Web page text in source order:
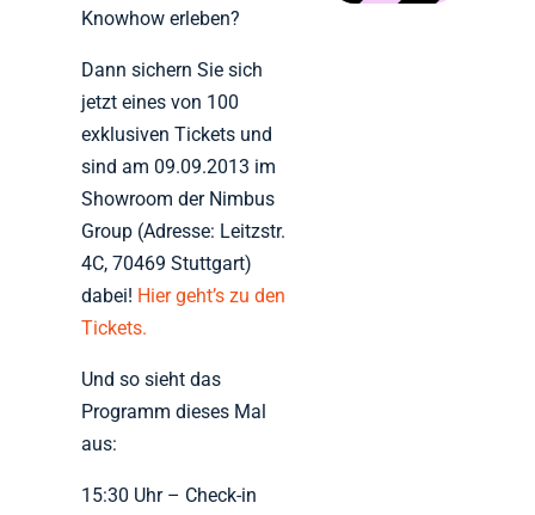
Knowhow erleben?
Dann sichern Sie sich
jetzt eines von 100
exklusiven Tickets und
sind am 09.09.2013 im
Showroom der Nimbus
Group (Adresse: Leitzstr.
4C, 70469 Stuttgart)
dabei! Hier geht’s zu den
Tickets.
Und so sieht das
Programm dieses Mal
aus:
15:30 Uhr – Check-in